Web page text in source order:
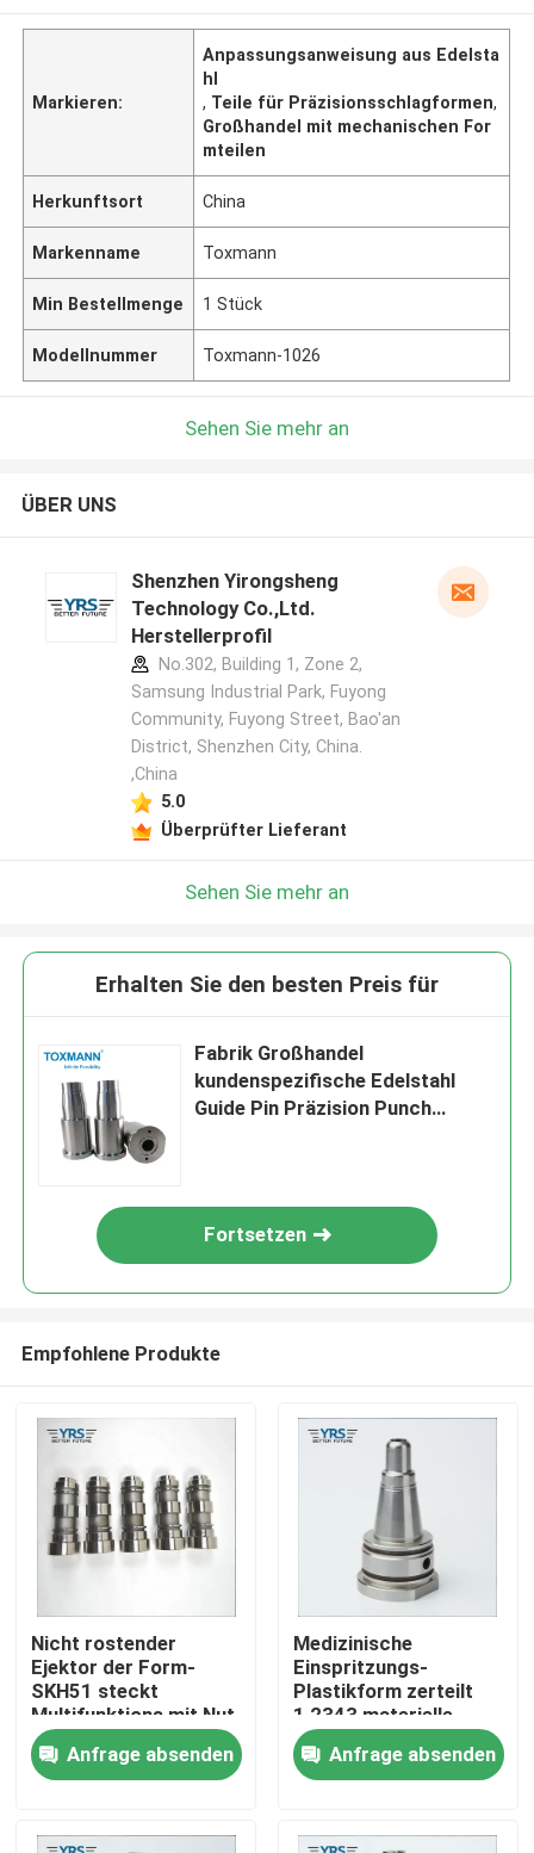
Haus
Produkte
Über uns
Markieren:
Anpassungsanweisung aus Edelsta
hl
, Teile für Präzisionsschlagformen,
Großhandel mit mechanischen For
mteilen
Herkunftsort China
Markenname Toxmann
Min Bestellmenge 1 Stück
Modellnummer Toxmann-1026
Sehen Sie mehr an
ÜBER UNS
Shenzhen Yirongsheng
Technology Co.,Ltd.
Herstellerprofil
No.302, Building 1, Zone 2,
Samsung Industrial Park, Fuyong
Community, Fuyong Street, Bao'an
District, Shenzhen City, China.
,China
5.0
Überprüfter Lieferant
Sehen Sie mehr an
Erhalten Sie den besten Preis für
Fabrik Großhandel
kundenspezifische Edelstahl
Guide Pin Präzision Punch
Fortsetzen
Empfohlene Produkte
Nicht rostender
Ejektor der Form-
SKH51 steckt
Multifunktions mit Nut
fest
Anfrage absenden
Medizinische
Einspritzungs-
Plastikform zerteilt
1,2343 materielle
HRC48-52
Anfrage absenden